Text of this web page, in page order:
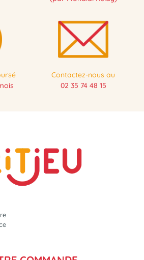
Contactez-nous au
02 35 74 48 15